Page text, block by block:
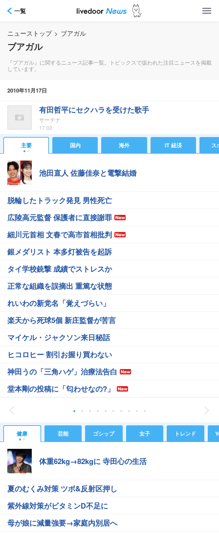
一覧
ニューストップ > ブアガル
ブアガル
『ブアガル』に関するニュース記事一覧。トピックスで扱われた注目ニュースを掲載
しています。
2010年11月17日
有田哲平にセクハラを受けた歌手
サーチナ
17:02
主要 国内 海外 IT 経済 ス
池田直人 佐藤佳奈と電撃結婚
脱輪したトラック発見 男性死亡
広陵高元監督 保護者に直接謝罪
細川元首相 文春で高市首相批判
銀メダリスト 本多灯被告を起訴
タイ学校銃撃 成績でストレスか
正常な組織を誤摘出 重篤な状態
れいわの新党名「覚えづらい」
楽天から死球5個 新庄監督が苦言
マイケル・ジャクソン来日秘話
ヒコロヒー 割引お握り買わない
神田うの「三角ハゲ」治療法告白
堂本剛の投稿に「匂わせなの?」
健康 芸能 ゴシップ 女子 トレンド
体重62kg→82kgに 寺田心の生活
夏のむくみ対策 ツボ&反射区押し
紫外線対策がビタミンD不足に
母が娘に減量強要→家庭内別居へ